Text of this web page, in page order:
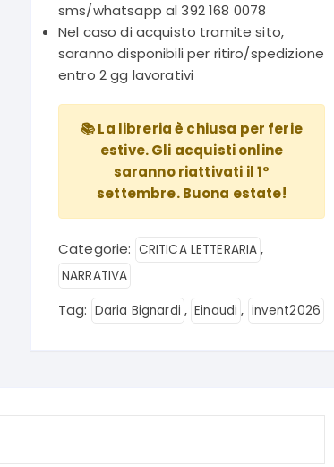
sms/whatsapp al 392 168 0078
Nel caso di acquisto tramite sito,
saranno disponibili per ritiro/spedizione
entro 2 gg lavorativi
📚 La libreria è chiusa per ferie
estive. Gli acquisti online
saranno riattivati il 1°
settembre. Buona estate!
Categorie: CRITICA LETTERARIA ,
NARRATIVA
Tag: Daria Bignardi , Einaudi , invent2026